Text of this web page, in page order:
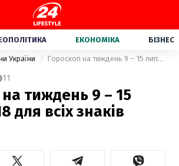
ЕКОНОМІКА БІЗНЕС
України Гороскоп на тиждень 9 – 15 липня 2018 для всіх знаків Зодіаку
11
тиждень 9 – 15
для всіх знаків